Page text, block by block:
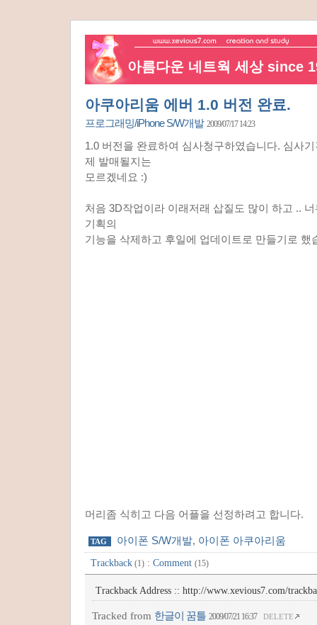
아름다운 네트웍 세상 since
아쿠아리움 에버 1.0 버전 완료.
프로그래밍/iPhone S/W개발 2009/07/17 14:23
1.0 버전을 완료하여 심사청구하였습니다. 심사
제 발매될지는
모르겠네요 :)
처음 3D작업이라 이래저래 삽질도 많이 하고 ..
기획의
기능을 삭제하고 후일에 업데이트로 만들기로 했
머리좀 식히고 다음 어플을 선정하려고 합니다.
TAG 아이폰 S/W개발, 아이폰 아쿠아리움
Trackback (1) : Comment (15)
Trackback Address :: http://www.xevious7.com/
Tracked from 한글이 꿈틀 2009/07/21 16:37 DELETE